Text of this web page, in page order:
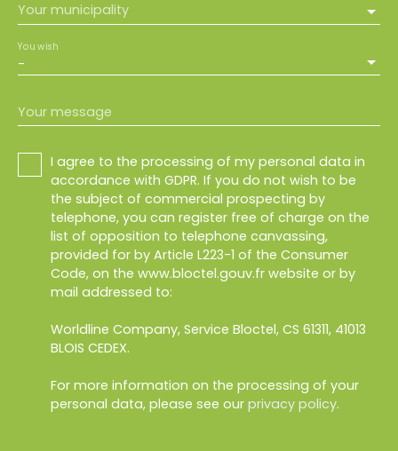
Your municipality
-
You wish
Your message
I agree to the processing of my personal data in
accordance with GDPR. If you do not wish to be
the subject of commercial prospecting by
telephone, you can register free of charge on the
list of opposition to telephone canvassing,
provided for by Article L223-1 of the Consumer
Code, on the www.bloctel.gouv.fr website or by
mail addressed to:
Worldline Company, Service Bloctel, CS 61311, 41013
BLOIS CEDEX.
For more information on the processing of your
personal data, please see our privacy policy.